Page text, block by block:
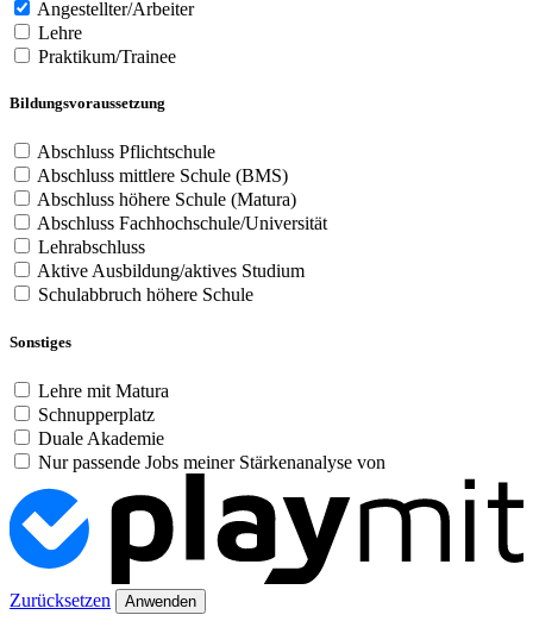
Angestellter/Arbeiter
Lehre
Praktikum/Trainee
Bildungsvoraussetzung
Abschluss Pflichtschule
Abschluss mittlere Schule (BMS)
Abschluss höhere Schule (Matura)
Abschluss Fachhochschule/Universität
Lehrabschluss
Aktive Ausbildung/aktives Studium
Schulabbruch höhere Schule
Sonstiges
Lehre mit Matura
Schnupperplatz
Duale Akademie
Nur passende Jobs meiner Stärkenanalyse von
Zurücksetzen Anwenden